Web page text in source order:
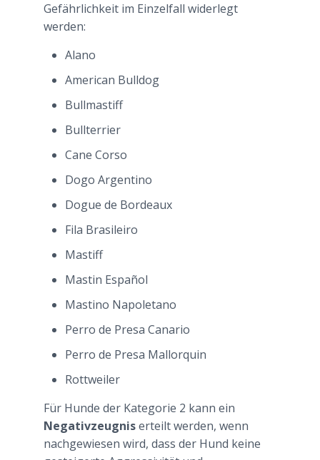
Gefährlichkeit im Einzelfall widerlegt
werden:
Alano
American Bulldog
Bullmastiff
Bullterrier
Cane Corso
Dogo Argentino
Dogue de Bordeaux
Fila Brasileiro
Mastiff
Mastin Español
Mastino Napoletano
Perro de Presa Canario
Perro de Presa Mallorquin
Rottweiler
Für Hunde der Kategorie 2 kann ein
Negativzeugniserteilt werden, wenn
nachgewiesen wird, dass der Hund keine